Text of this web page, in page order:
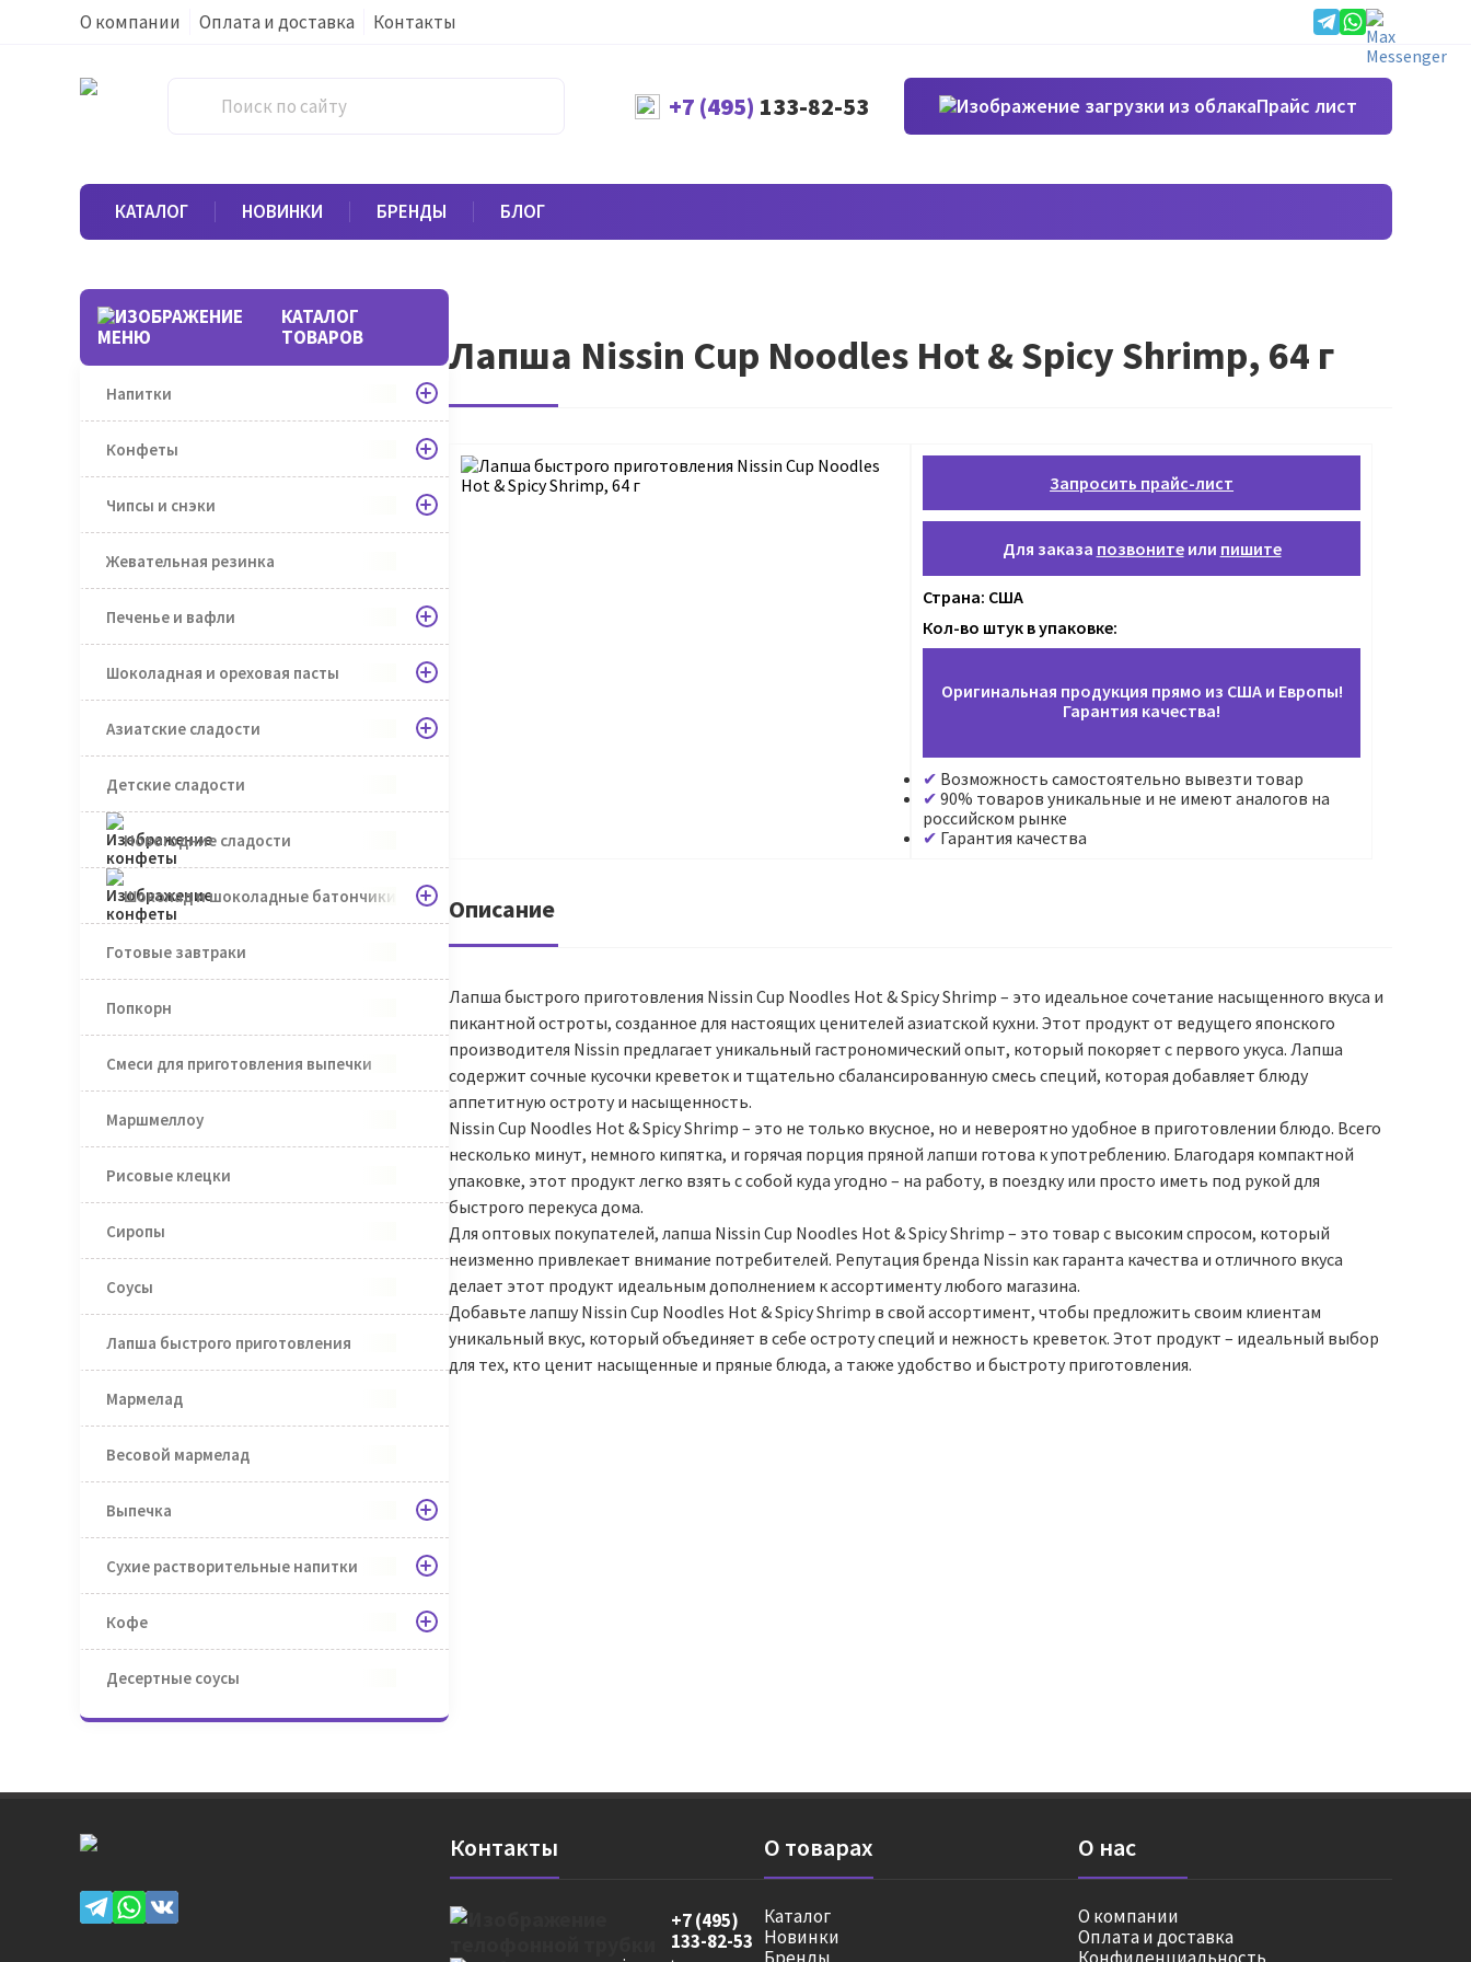
О компании Оплата и доставка Контакты
+7 (495) 133-82-53 Прайс лист
КАТАЛОГ НОВИНКИ БРЕНДЫ БЛОГ
КАТАЛОГ
ТОВАРОВ
Напитки
Конфеты
Чипсы и снэки
Жевательная резинка
Печенье и вафли
Шоколадная и ореховая пасты
Азиатские сладости
Детские сладости
Новогодние сладости
Шоколад и шоколадные батончики
Готовые завтраки
Попкорн
Смеси для приготовления выпечки
Маршмеллоу
Рисовые клецки
Сиропы
Соусы
Лапша быстрого приготовления
Мармелад
Весовой мармелад
Выпечка
Сухие растворительные напитки
Кофе
Десертные соусы
Лапша Nissin Cup Noodles Hot & Spicy Shrimp, 64 г
Запросить прайс-лист
Для заказа позвонитеили пишите
Страна: США
Кол-во штук в упаковке:
Оригинальная продукция прямо из США и Европы!
Гарантия качества!
Возможность самостоятельно вывезти товар
90% товаров уникальные и не имеют аналогов на
российском рынке
Гарантия качества
Описание
Лапша быстрого приготовления Nissin Cup Noodles Hot & Spicy Shrimp – это идеальное сочетание насыщенного вкуса и
пикантной остроты, созданное для настоящих ценителей азиатской кухни. Этот продукт от ведущего японского
производителя Nissin предлагает уникальный гастрономический опыт, который покоряет с первого укуса. Лапша
содержит сочные кусочки креветок и тщательно сбалансированную смесь специй, которая добавляет блюду
аппетитную остроту и насыщенность.
Nissin Cup Noodles Hot & Spicy Shrimp – это не только вкусное, но и невероятно удобное в приготовлении блюдо. Всего
несколько минут, немного кипятка, и горячая порция пряной лапши готова к употреблению. Благодаря компактной
упаковке, этот продукт легко взять с собой куда угодно – на работу, в поездку или просто иметь под рукой для
быстрого перекуса дома.
Для оптовых покупателей, лапша Nissin Cup Noodles Hot & Spicy Shrimp – это товар с высоким спросом, который
неизменно привлекает внимание потребителей. Репутация бренда Nissin как гаранта качества и отличного вкуса
делает этот продукт идеальным дополнением к ассортименту любого магазина.
Добавьте лапшу Nissin Cup Noodles Hot & Spicy Shrimp в свой ассортимент, чтобы предложить своим клиентам
уникальный вкус, который объединяет в себе остроту специй и нежность креветок. Этот продукт – идеальный выбор
для тех, кто ценит насыщенные и пряные блюда, а также удобство и быстроту приготовления.
Контакты
+7 (495)
133-82-53
О товарах
Каталог
Новинки
О нас
О компании
Оплата и доставка